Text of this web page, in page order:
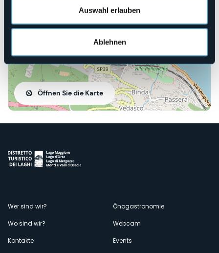
Auswahl erlauben
Ablehnen
Öffnen Sie die Karte
Menù
secondario
Wer sind wir?
Wo sind wir?
Kontakte
Önogastronomie
Webcam
Events